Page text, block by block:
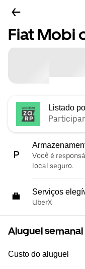
Fiat Mobi
Listado
Você é
local seguro.
Serviços
UberX
Aluguel semanal
Custo do aluguel